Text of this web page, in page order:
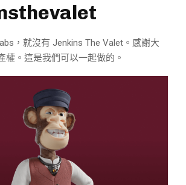
，就沒有 Jenkins The Valet。感謝大
權。這是我們可以一起做的。